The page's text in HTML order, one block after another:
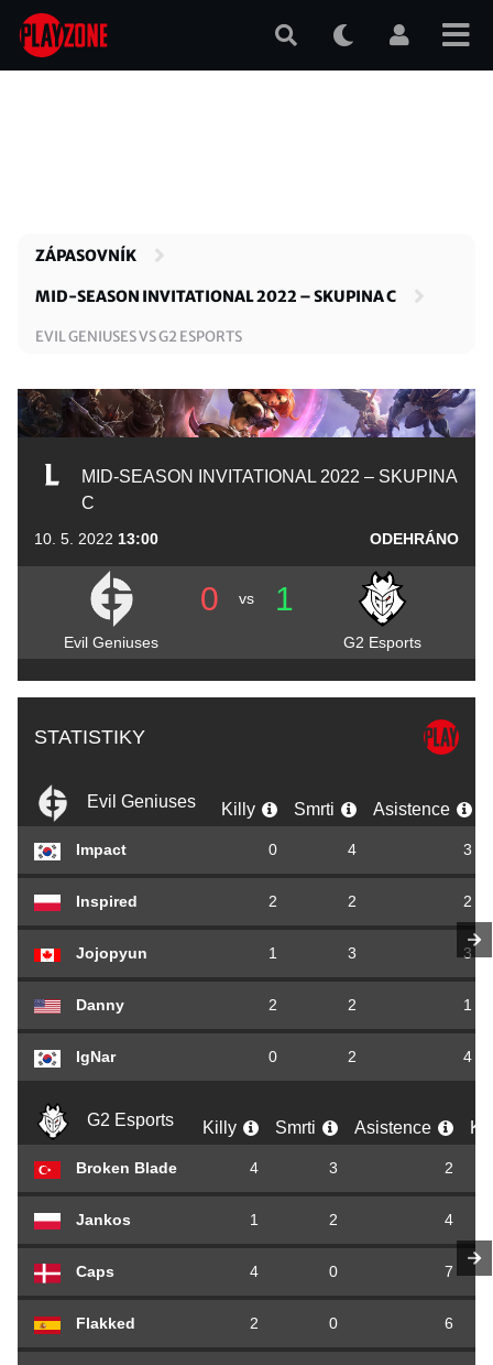
Přejít
hlavnímu
ZÁPASOVNÍK
MID-SEASON INVITATIONAL 2022 – SKUPINA C
EVIL GENIUSES VS G2 ESPORTS
MID-SEASON INVITATIONAL 2022 – SKUPINA
C
10. 5. 2022 13:00 ODEHRÁNO
0 vs 1
Evil Geniuses G2 Esports
STATISTIKY
Evil Geniuses Killy Smrti Asistence
Impact 0 4 3
Inspired 2 2 2
Jojopyun 1 3 3
Danny 2 2 1
IgNar 0 2 4
G2 Esports Killy Smrti Asistence
Broken Blade 4 3 2
Jankos 1 2 4
Caps 4 0 7
Flakked 2 0 6